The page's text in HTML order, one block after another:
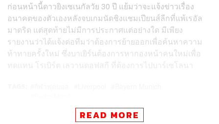
ก่อนหน้านี้ดาวยิงเซเนกัลวัย 30 ปี แย้มว่าจะแจ้งข่าวเรื่อง
อนาคตของตัวเองหลังจบเกมนัดชิงแชมเปียนส์ลีกที่แพ้เรอัล
มาดริด แต่สุดท้ายไม่มีการประกาศแต่อย่างใด มีเพียง
รายงานว่าได้แจ้งต่อทีมว่าต้องการย้ายออกเพื่อค้นหาความ
ท้าทายครั้งใหม่ ซึ่งบาเยิร์นต้องการหากองหน้าคนใหม่เพื่อ
ทดแทน โรเบิร์ต เลวานดอฟสกี ที่ต้องการไปบาร์เซโลนา
READ MORE